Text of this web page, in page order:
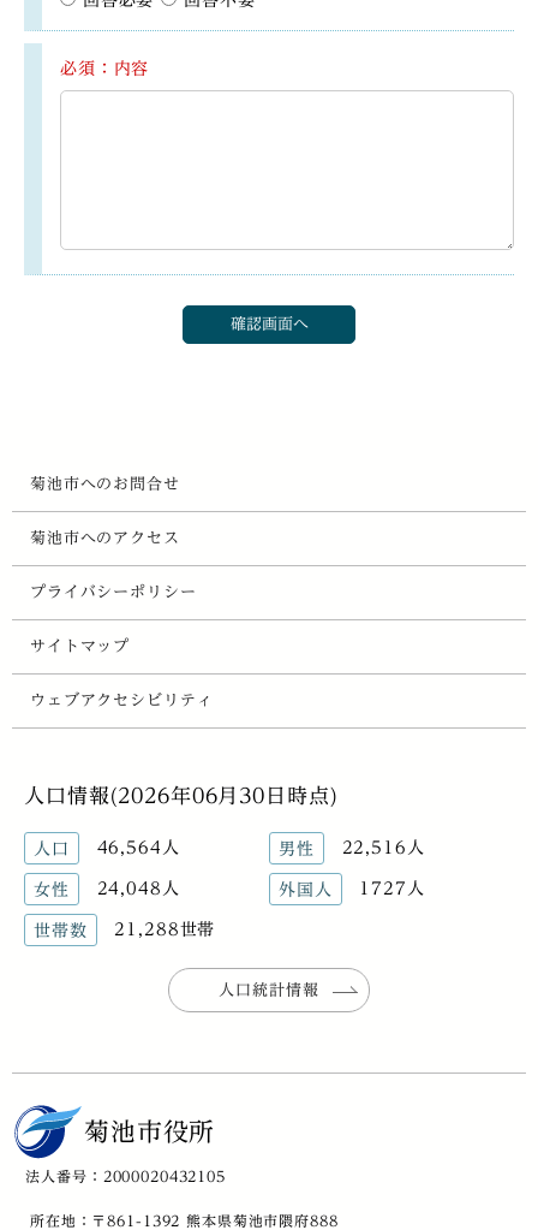
必須：内容
菊池市へのお問合せ
菊池市へのアクセス
プライバシーポリシー
サイトマップ
ウェブアクセシビリティ
人口情報(2026年06月30日時点)
人口 46,564人 男性 22,516人
女性 24,048人 外国人 1727人
世帯数 21,288世帯
人口統計情報
菊池市役所
法人番号：2000020432105
所在地：〒861-1392 熊本県菊池市隈府888